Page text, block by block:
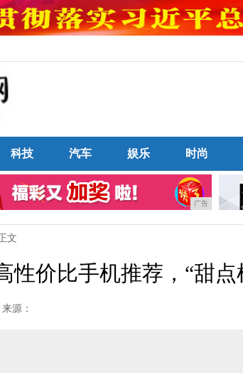
科技 汽车 娱乐 时尚
广告
文
性价比手机推荐，“甜点
来源：